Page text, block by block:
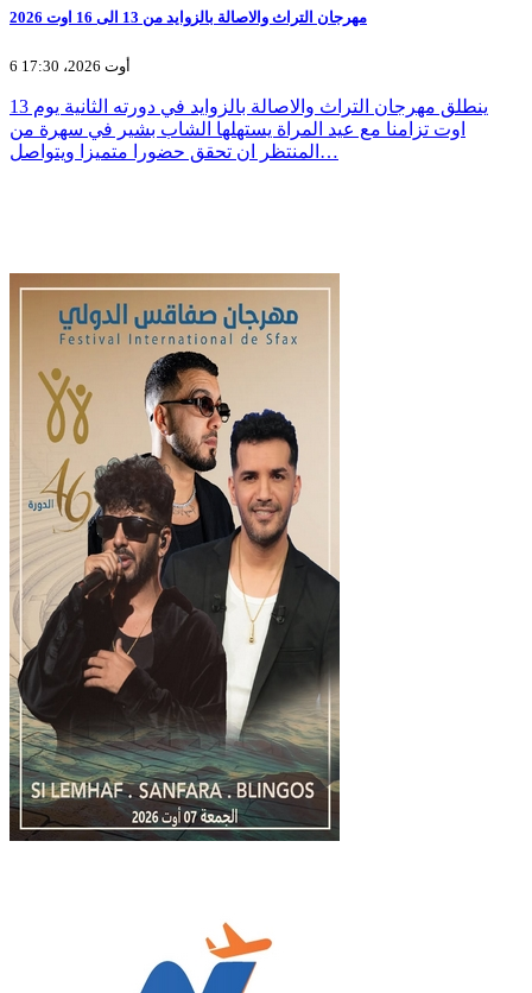
مهرجان التراث والاصالة بالزوايد من 13 الى 16 اوت 2026
6 أوت 2026، 17:30
ينطلق مهرجان التراث والاصالة بالزوايد في دورته الثانية يوم 13
اوت تزامنا مع عيد المراة يستهلها الشاب بشير في سهرة من
المنتظر ان تحقق حضورا متميزا ويتواصل…